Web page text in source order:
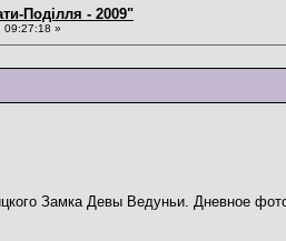
Поділля - 2009"
09:27:18 »
Замка Девы Ведуньи. Дневное